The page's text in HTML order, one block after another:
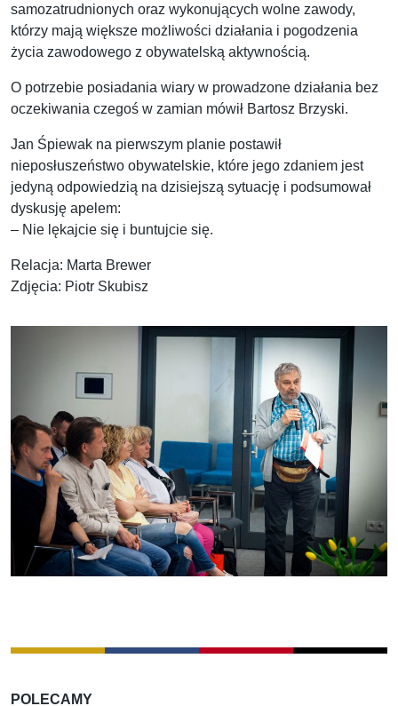
samozatrudnionych oraz wykonujących wolne zawody,
którzy mają większe możliwości działania i pogodzenia
życia zawodowego z obywatelską aktywnością.
O potrzebie posiadania wiary w prowadzone działania bez
oczekiwania czegoś w zamian mówił Bartosz Brzyski.
Jan Śpiewak na pierwszym planie postawił
nieposłuszeństwo obywatelskie, które jego zdaniem jest
jedyną odpowiedzią na dzisiejszą sytuację i podsumował
dyskusję apelem:
– Nie lękajcie się i buntujcie się.
Relacja: Marta Brewer
Zdjęcia: Piotr Skubisz
POLECAMY